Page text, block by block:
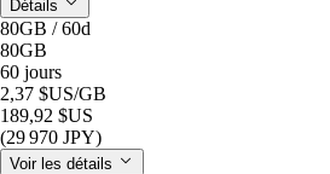
Détails
80GB / 60d
80GB
60 jours
2,37 $US/GB
189,92 $US
(29 970 JPY)
Voir les détails